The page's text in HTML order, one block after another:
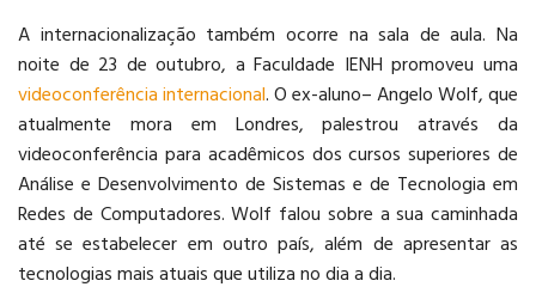
A internacionalização também ocorre na sala de aula. Na
noite de 23 de outubro, a Faculdade IENH promoveu uma
videoconferência internacional. O ex-aluno– Angelo Wolf, que
atualmente mora em Londres, palestrou através da
videoconferência para acadêmicos dos cursos superiores de
Análise e Desenvolvimento de Sistemas e de Tecnologia em
Redes de Computadores. Wolf falou sobre a sua caminhada
até se estabelecer em outro país, além de apresentar as
tecnologias mais atuais que utiliza no dia a dia.